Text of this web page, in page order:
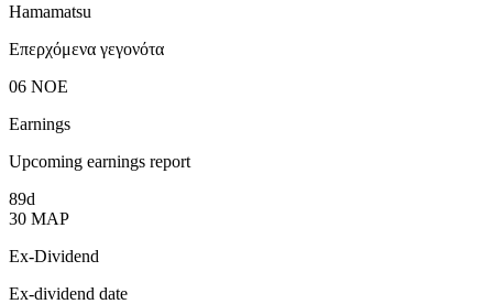
Hamamatsu
Επερχόμενα γεγονότα
06 ΝΟΕ
Earnings
Upcoming earnings report
89d
30 ΜΑΡ
Ex-Dividend
Ex-dividend date